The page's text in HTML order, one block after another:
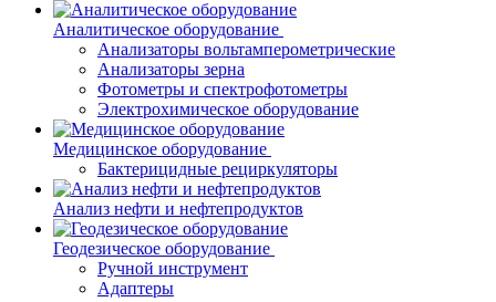
Аналитическое оборудование
Анализаторы вольтамперометрические
Анализаторы зерна
Фотометры и спектрофотометры
Электрохимическое оборудование
Медицинское оборудование
Бактерицидные рециркуляторы
Анализ нефти и нефтепродуктов
Геодезическое оборудование
Ручной инструмент
Адаптеры